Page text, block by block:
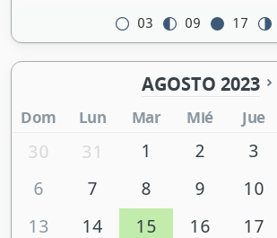
03 09 17
AGOSTO 2023
Dom Lun Mar Mié Jue
30 31 1 2 3
6
7 8 9 10
13
14 15 16 17